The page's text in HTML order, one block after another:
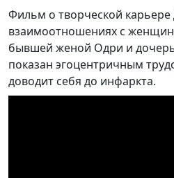
Фильм о творческой карьере
взаимоотношениях с
бывшей женой Одри и
показан эгоцентричным
доводит себя до инфаркта.